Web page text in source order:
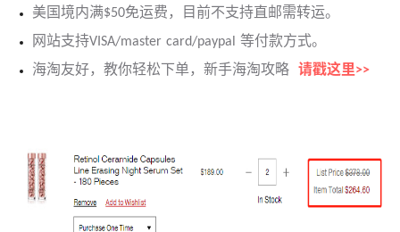
美国境内满$50免运费，目前不支持直邮需转运。
网站支持VISA/master card/paypal 等付款方式。
海淘友好，教你轻松下单，新手海淘攻略 请戳这里>>